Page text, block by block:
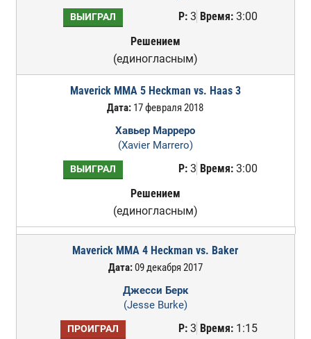
ВЫИГРАЛ Р:3 Время:3:00
Решением
(единогласным)
Maverick MMA 5 Heckman vs. Haas 3
Дата: 17 февраля 2018
Хавьер Марреро
(Xavier Marrero)
ВЫИГРАЛ Р:3 Время:3:00
Решением
(единогласным)
Maverick MMA 4 Heckman vs. Baker
Дата:09 декабря 2017
Джесси Берк
(Jesse Burke)
ПРОИГРАЛ Р:3 Время:1:15